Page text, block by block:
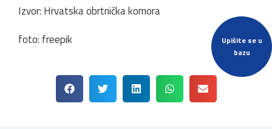
Upišite se u
bazu
Izvor: Hrvatska obrtnička komora
foto: freepik